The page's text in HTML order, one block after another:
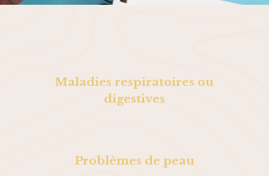
Maladies respiratoires ou
digestives
Problèmes de peau